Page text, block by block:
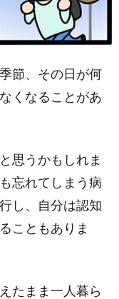
節、その日が何
くなることがあ
思うかもしれま
忘れてしまう病
し、自分は認知
こともありま
たまま一人暮ら